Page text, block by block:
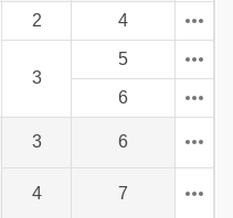
2 4
3
5
6
3 6
4
7